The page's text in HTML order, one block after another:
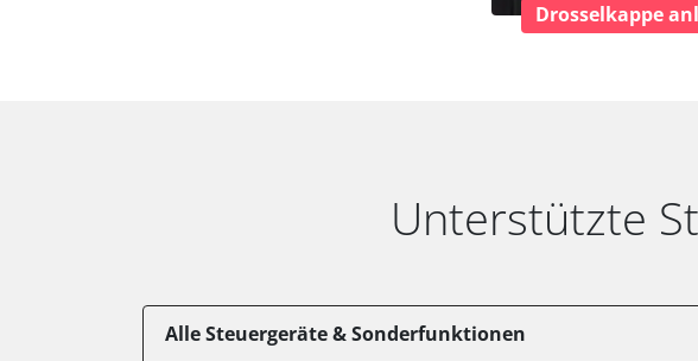
Drosselkappe
Unterstützte
Alle Steuergeräte & Sonderfunktionen